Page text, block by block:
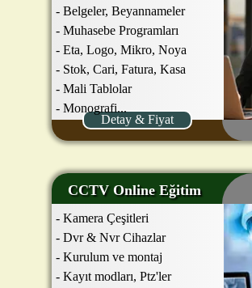
- Belgeler, Beyannameler
- Muhasebe Programları
- Eta, Logo, Mikro, Noya
- Stok, Cari, Fatura, Kasa
- Mali Tablolar
- Monografi...
Detay & Fiyat
CCTV Online Eğitim
- Kamera Çeşitleri
- Dvr & Nvr Cihazlar
- Kurulum ve montaj
- Kayıt modları, Ptz'ler